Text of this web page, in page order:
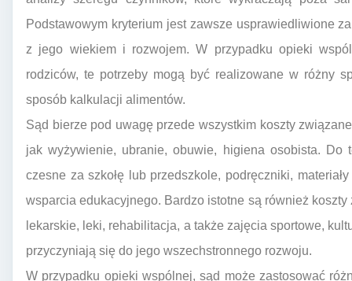
Podstawowym kryterium jest zawsze usprawiedliwione
z jego wiekiem i rozwojem. W przypadku opieki
rodziców, te potrzeby mogą być realizowane w różny
sposób kalkulacji alimentów.
Sąd bierze pod uwagę przede wszystkim koszty
jak wyżywienie, ubranie, obuwie, higiena osobista.
czesne za szkołę lub przedszkole, podręczniki,
wsparcia edukacyjnego. Bardzo istotne są również
lekarskie, leki, rehabilitacja, a także zajęcia sportowe,
przyczyniają się do jego wszechstronnego rozwoju.
W przypadku opieki wspólnej, sąd może zastosować